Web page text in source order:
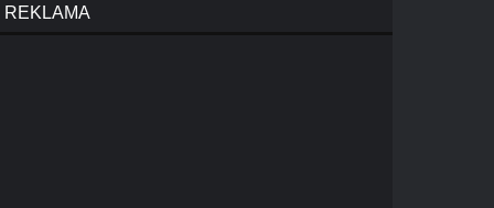
REKLAMA